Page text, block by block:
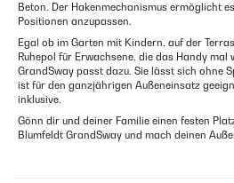
Beton. Der Hakenmechanismus ermöglicht
Positionen anzupassen.
Egal ob im Garten mit Kindern, auf der
Ruhepol für Erwachsene, die das Handy mal
GrandSway passt dazu. Sie lässt sich ohne
ist für den ganzjährigen Außeneinsatz
inklusive.
Gönn dir und deiner Familie einen festen
Blumfeldt GrandSway und mach deinen